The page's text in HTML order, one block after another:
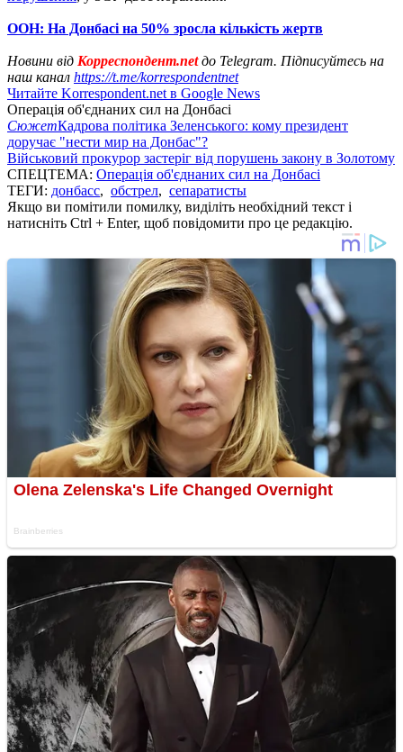
ООН: На Донбасі на 50% зросла кількість жертв
Новини від Корреспондент.netдо Telegram. Підписуйтесь на
наш канал https://t.me/korrespondentnet
Читайте Korrespondent.net в Google News
Операція об'єднаних сил на Донбасі
СюжетКадрова політика Зеленського: кому президент
доручає "нести мир на Донбас"?
Військовий прокурор застеріг від порушень закону в Золотому
СПЕЦТЕМА: Операція об'єднаних сил на Донбасі
ТЕГИ: донбасс, обстрел, сепаратисты
Якщо ви помітили помилку, виділіть необхідний текст і
натисніть Ctrl + Enter, щоб повідомити про це редакцію.